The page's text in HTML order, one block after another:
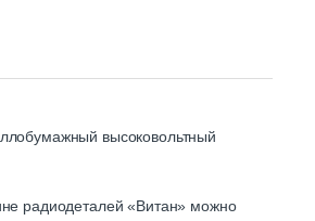
высоковольтный
радиодеталей «Витан» можно